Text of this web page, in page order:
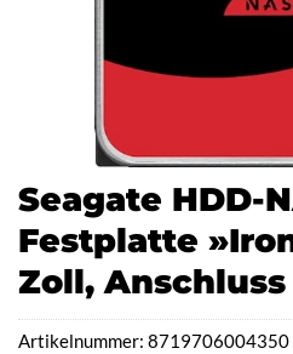
Seagate HDD-
Festplatte
Zoll, Anschluss
Artikelnummer: 8719706004350